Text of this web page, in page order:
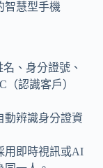
智慧型手機
、身分證號、
認識客戶）
動辨識身分證資
用即時視訊或AI